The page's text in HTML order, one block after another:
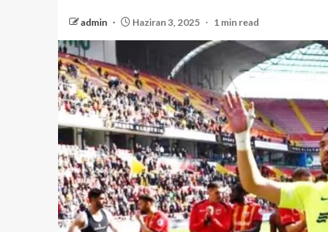
admin Haziran 3, 2025 1 min read